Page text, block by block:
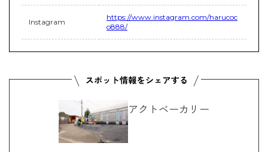
Instagram
https://www.instagram.com/harucoc
o888/
アクトベーカリー